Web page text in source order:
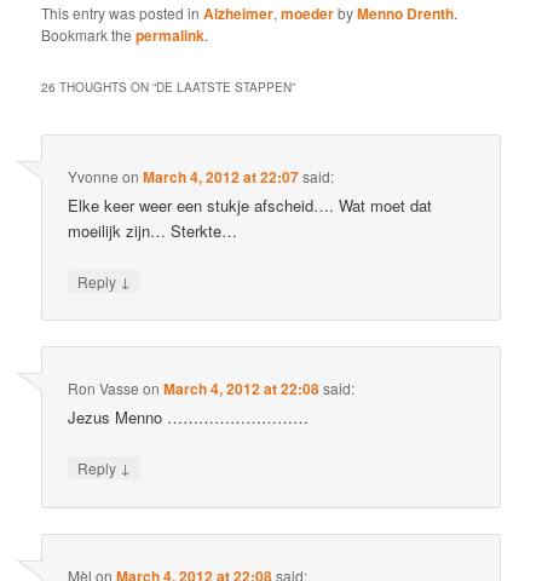
This entry was posted inAlzheimer,moederbyMenno Drenth.
Bookmark thepermalink.
26 THOUGHTS ON “DE LAATSTE STAPPEN”
Yvonne onMarch 4, 2012 at 22:07said:
Elke keer weer een stukje afscheid…. Wat moet dat
moeilijk zijn… Sterkte…
Reply ↓
Ron Vasse onMarch 4, 2012 at 22:08said:
Jezus Menno ………………………
Reply ↓
Mèl onMarch 4, 2012 at 22:08said: